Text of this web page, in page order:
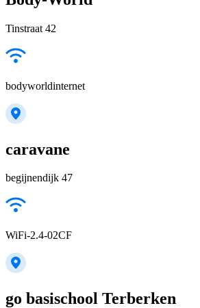
Tinstraat 42
bodyworldinternet
caravane
begijnendijk 47
WiFi-2.4-02CF
go basischool Terberken